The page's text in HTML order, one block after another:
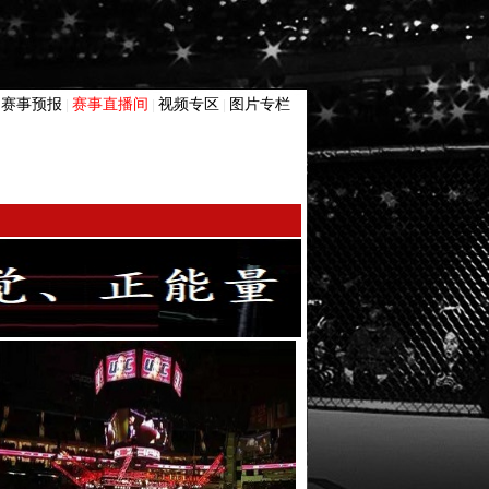
赛事预报 赛事直播间 视频专区 图片专栏